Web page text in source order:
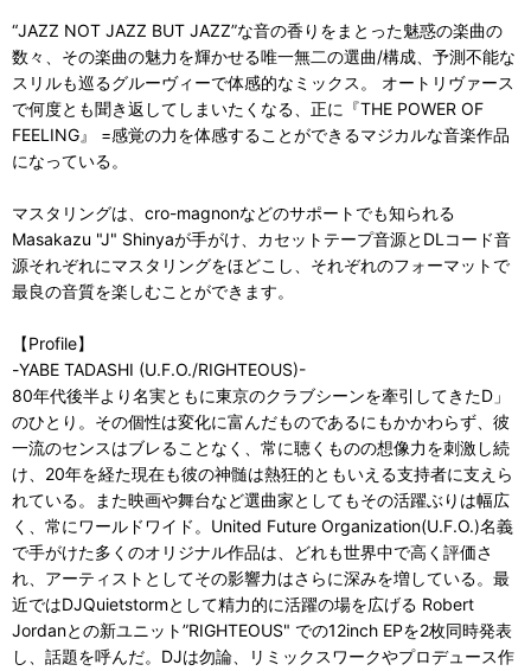
“JAZZ NOT JAZZ BUT JAZZ”な音の香りをまとった魅惑の楽曲の
数々、その楽曲の魅力を輝かせる唯一無二の選曲/構成、予測不能な
スリルも巡るグルーヴィーで体感的なミックス。 オートリヴァース
で何度とも聞き返してしまいたくなる、正に『THE POWER OF
FEELING』 =感覚の力を体感することができるマジカルな音楽作品
になっている。
マスタリングは、cro-magnonなどのサポートでも知られる
Masakazu "J" Shinyaが手がけ、カセットテープ音源とDLコード音
源それぞれにマスタリングをほどこし、それぞれのフォーマットで
最良の音質を楽しむことができます。
【Profile】
-YABE TADASHI (U.F.O./RIGHTEOUS)-
80年代後半より名実ともに東京のクラブシーンを牽引してきたD」
のひとり。その個性は変化に富んだものであるにもかかわらず、彼
一流のセンスはブレることなく、常に聴くものの想像力を刺激し続
け、20年を経た現在も彼の神髄は熱狂的ともいえる支持者に支えら
れている。また映画や舞台など選曲家としてもその活躍ぶりは幅広
く、常にワールドワイド。United Future Organization(U.F.O.)名義
で手がけた多くのオリジナル作品は、どれも世界中で高く評価さ
れ、アーティストとしてその影響力はさらに深みを増している。最
近ではDJQuietstormとして精力的に活躍の場を広げる Robert
Jordanとの新ユニット”RIGHTEOUS" での12inch EPを2枚同時発表
し、話題を呼んだ。DJは勿論、リミックスワークやプロデュース作